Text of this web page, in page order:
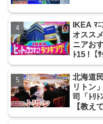
IKEA ﾏ
オスス
ニアお
ﾄ15 !【ｻ
北海道
リトン
司「ﾄﾘﾄ
【教え